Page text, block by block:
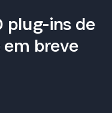
plug-ins de
breve